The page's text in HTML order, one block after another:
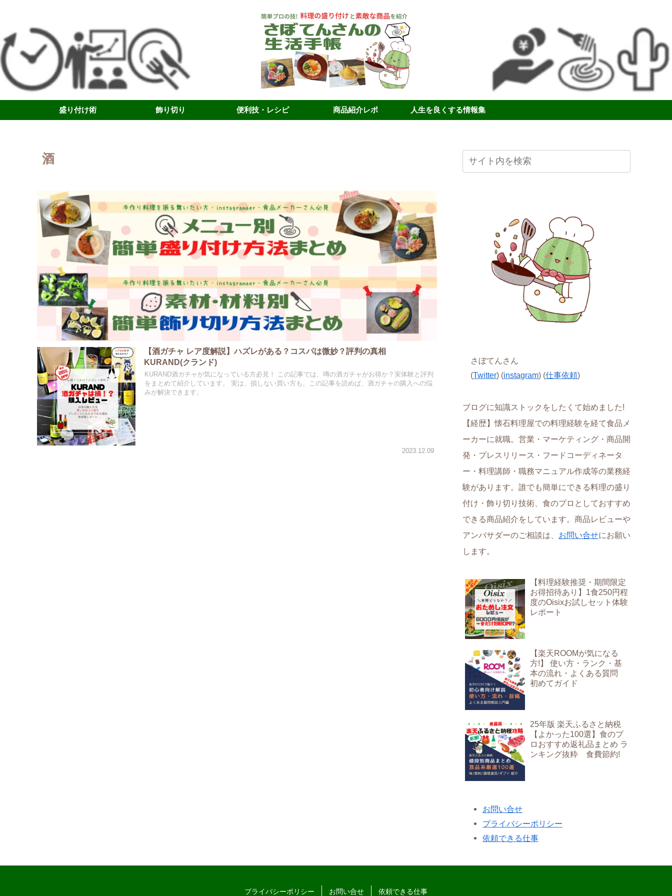
盛り付け術 飾り切り 便利技・レシピ 商品紹介レポ 人生を良くする情報集
酒
【酒ガチャ レア度解説】ハズレがある？コスパは微妙？評判の真相
KURAND(クランド)
KURAND酒ガチャが気になっている方必見！ この記事では、噂の酒ガチャがお得か？実体験と評判
をまとめて紹介しています。 実は、損しない買い方も。この記事を読めば、酒ガチャの購入への悩
みが解決できます。
2023.12.09
さぼてんさん
(Twitter) (instagram) (仕事依頼)
ブログに知識ストックをしたくて始めました!
【経歴】懐石料理屋での料理経験を経て食品メ
ーカーに就職。営業・マーケティング・商品開
発・プレスリリース・フードコーディネータ
ー・料理講師・職務マニュアル作成等の業務経
験があります。誰でも簡単にできる料理の盛り
付け・飾り切り技術、食のプロとしておすすめ
できる商品紹介をしています。商品レビューや
アンバサダーのご相談は、
お問い合せにお願い
します。
【料理経験推奨・期間限定
お得招待あり】1食250円程
度のOisixお試しセット体験
レポート
【楽天ROOMが気になる
方!】 使い方・ランク・基
本の流れ・よくある質問
初めてガイド
25年版 楽天ふるさと納税
【よかった100選】食のプ
ロおすすめ返礼品まとめ ラ
ンキング抜粋 食費節約!
お問い合せ
プライバシーポリシー
依頼できる仕事
プライバシーポリシー お問い合せ 依頼できる仕事